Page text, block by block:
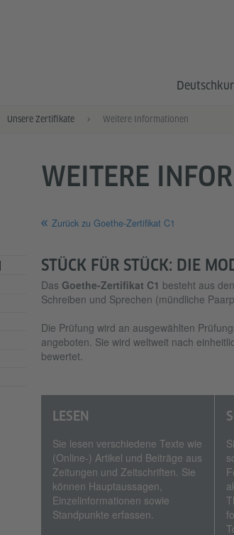
Unsere Zertifikate Weitere Informationen
WEITERE
Zurück zu Goethe-Zertifikat C1
STÜCK FÜR STÜCK: DIE
Das Goethe-Zertifikat C1 besteht aus
Schreiben und Sprechen (mündliche
Die Prüfung wird an ausgewählten
angeboten. Sie wird weltweit nach
bewertet.
LESEN
Sie lesen verschiedene Texte wie
(Online-) Artikel und Beiträge aus
Zeitungen und Zeitschriften. Sie
können Hauptaussagen,
Einzelinformationen sowie
Standpunkte erfassen.